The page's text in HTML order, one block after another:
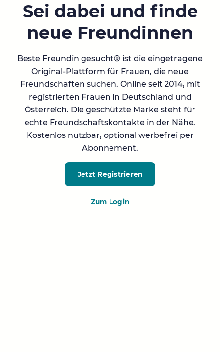
Sei dabei und finde
neue Freundinnen
Beste Freundin gesucht® ist die eingetragene
Original-Plattform für Frauen, die neue
Freundschaften suchen. Online seit 2014, mit
registrierten Frauen in Deutschland und
Österreich. Die geschützte Marke steht für
echte Freundschaftskontakte in der Nähe.
Kostenlos nutzbar, optional werbefrei per
Abonnement.
Jetzt Registrieren
Zum Login